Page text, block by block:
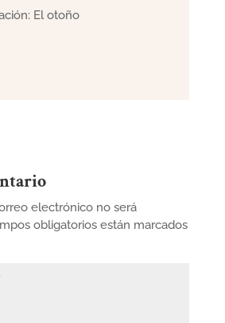
El otoño
electrónico no será
obligatorios están marcados